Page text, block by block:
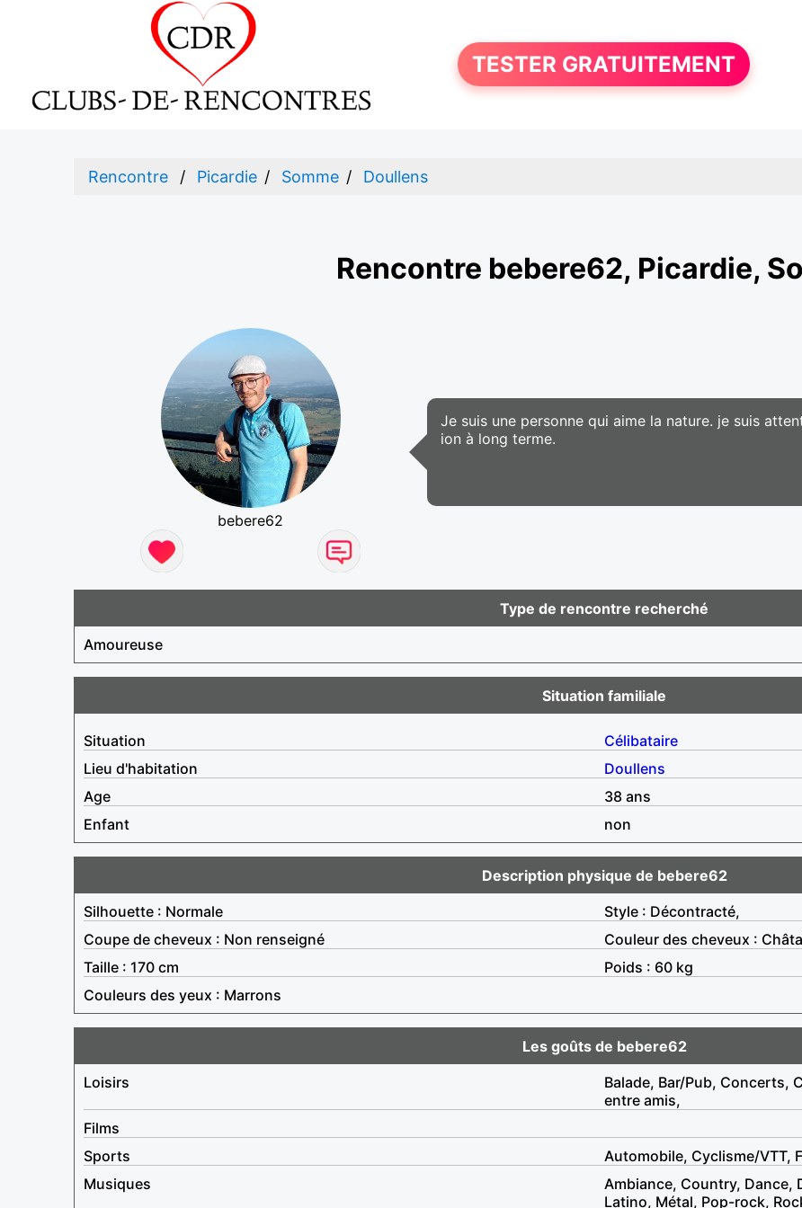
TESTER GRATUITEMENT
Rencontre Picardie Somme Doullens
Rencontre bebere62, Picardie,
bebere62
Je suis une personne qui aime la nature. je suis
ion à long terme.
Type de rencontre recherché
Amoureuse
Situation familiale
Situation
Célibataire
Lieu d'habitation
Doullens
Age
38 ans
Enfant
non
Description physique de bebere62
Silhouette : Normale
Style : Décontracté,
Coupe de cheveux : Non renseigné
Couleur des cheveux :
Taille : 170 cm
Poids : 60 kg
Couleurs des yeux : Marrons
Les goûts de bebere62
Loisirs
Balade, Bar/Pub, Concerts,
entre amis,
Films
Sports
Automobile, Cyclisme/VTT,
Musiques
Ambiance, Country, Dance,
Latino, Métal, Pop-rock,